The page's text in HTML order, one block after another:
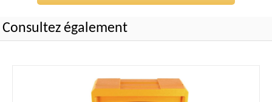
Consultez également